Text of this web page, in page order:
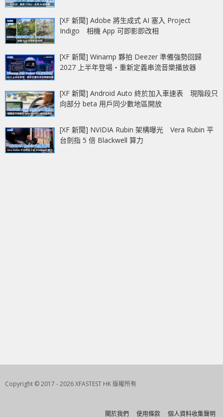
[XF 新聞] Adobe 將生成式 AI 塞入 Project
Indigo 相機 App 可即影即改相
[XF 新聞] Winamp 夥拍 Deezer 準備強勢回歸
2027 上半年登場‧重新定義串流音樂播放器
[XF 新聞] Android Auto 終於加入車速表 現階段只
向部分 beta 用戶同少數地區開放
[XF 新聞] NVIDIA Rubin 架構曝光 Vera Rubin 平
台劍指 5 倍 Blackwell 算力
Copyright © 2017 - 2026 XFASTEST HK 版權所有
關於我們 使用條款 個人資料收集聲明